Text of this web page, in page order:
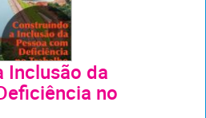
Inclusão da
no